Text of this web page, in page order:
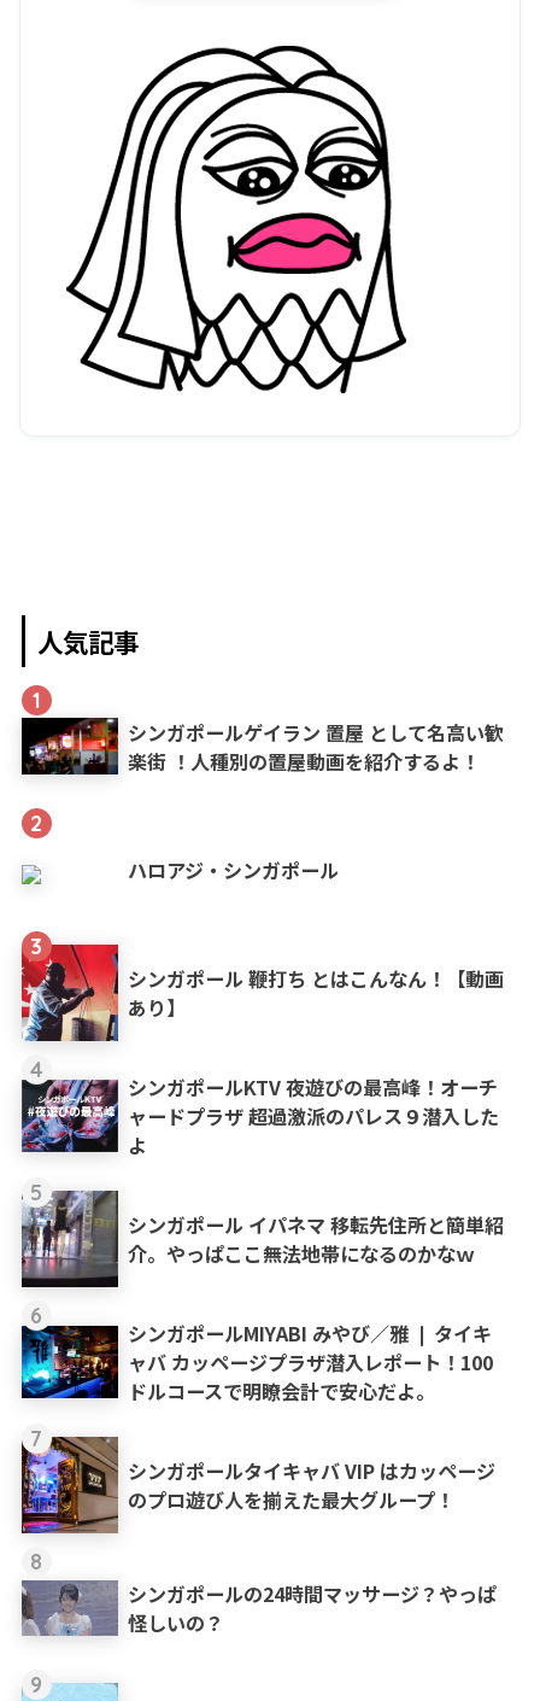
人気記事
1
シンガポールゲイラン 置屋 として名高い歓
楽街 ！人種別の置屋動画を紹介するよ！
2
ハロアジ・シンガポール
3
シンガポール 鞭打ち とはこんなん！【動画
あり】
4
シンガポールKTV 夜遊びの最高峰！オーチ
ャードプラザ 超過激派のパレス９潜入した
よ
5
シンガポール イパネマ 移転先住所と簡単紹
介。やっぱここ無法地帯になるのかなｗ
6
シンガポールMIYABI みやび／雅 ❘ タイキ
ャバ カッページプラザ潜入レポート！100
ドルコースで明瞭会計で安心だよ。
7
シンガポールタイキャバ VIP はカッページ
のプロ遊び人を揃えた最大グループ！
8
シンガポールの24時間マッサージ？やっぱ
怪しいの？
9